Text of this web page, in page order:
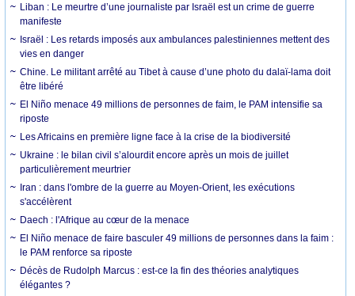
Liban : Le meurtre d’une journaliste par Israël est un crime de guerre
manifeste
Israël : Les retards imposés aux ambulances palestiniennes mettent des
vies en danger
Chine. Le militant arrêté au Tibet à cause d’une photo du dalaï-lama doit
être libéré
El Niño menace 49 millions de personnes de faim, le PAM intensifie sa
riposte
Les Africains en première ligne face à la crise de la biodiversité
Ukraine : le bilan civil s’alourdit encore après un mois de juillet
particulièrement meurtrier
Iran : dans l'ombre de la guerre au Moyen-Orient, les exécutions
s'accélèrent
Daech : l'Afrique au cœur de la menace
El Niño menace de faire basculer 49 millions de personnes dans la faim :
le PAM renforce sa riposte
Décès de Rudolph Marcus : est-ce la fin des théories analytiques
élégantes ?